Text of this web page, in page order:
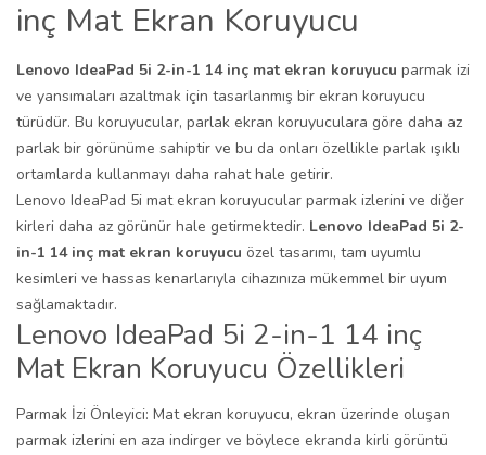
inç Mat Ekran Koruyucu
Lenovo IdeaPad 5i 2-in-1 14 inç mat ekran koruyucu parmak izi
ve yansımaları azaltmak için tasarlanmış bir ekran koruyucu
türüdür. Bu koruyucular, parlak ekran koruyuculara göre daha az
parlak bir görünüme sahiptir ve bu da onları özellikle parlak ışıklı
ortamlarda kullanmayı daha rahat hale getirir.
Lenovo IdeaPad 5i mat ekran koruyucular parmak izlerini ve diğer
kirleri daha az görünür hale getirmektedir. Lenovo IdeaPad 5i 2-
in-1 14 inç mat ekran koruyucu özel tasarımı, tam uyumlu
kesimleri ve hassas kenarlarıyla cihazınıza mükemmel bir uyum
sağlamaktadır.
Lenovo IdeaPad 5i 2-in-1 14 inç
Mat Ekran Koruyucu Özellikleri
Parmak İzi Önleyici: Mat ekran koruyucu, ekran üzerinde oluşan
parmak izlerini en aza indirger ve böylece ekranda kirli görüntü